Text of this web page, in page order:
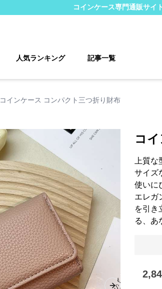
コインケース専門通販サイト
人気ランキング 記事一覧
コインケース コンパクト三つ折り財布
コ
上質
サイズ
使いに
エレガ
を引き
る、あ